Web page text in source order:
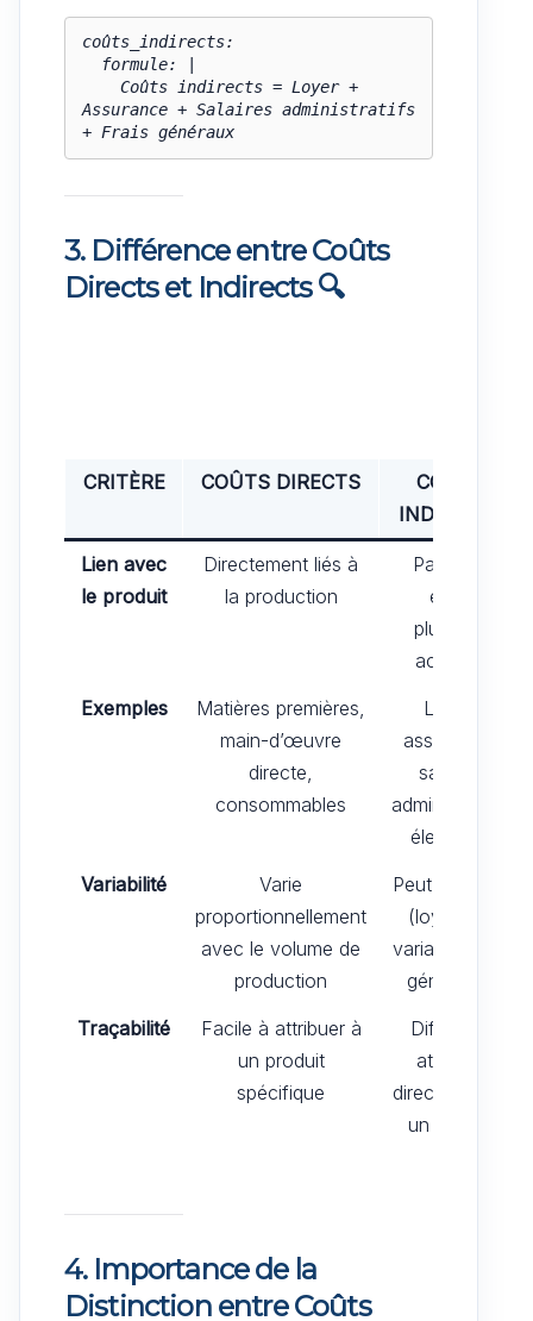
coûts_indirects:
Assurance + Salaires administratifs
+ Frais généraux
3. Différence entre Coûts
Directs et Indirects🔍
CRITÈRE COÛTS DIRECTS
COÛTS
INDIRECTS
Lien avec
le produit
Directement liés à
la production
Partagés
entre
plusieurs
activités
Exemples
Matières premières,
main-d’œuvre
directe,
consommables
Loyer,
assurance,
salaires
administratifs,
électricité
Variabilité
Varie
proportionnellement
avec le volume de
production
Peut être fixe
(loyer) ou
variable (frais
généraux)
Traçabilité
Facile à attribuer à
un produit
spécifique
Difficile à
attribuer
directement à
un produit
4. Importance de la
Distinction entre Coûts